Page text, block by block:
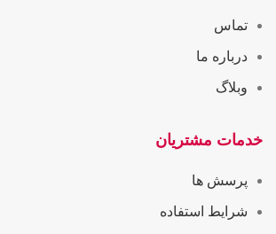
تماس
درباره ما
وبلاگ
خدمات مشتریان
پرسش ها
شرایط استفاده